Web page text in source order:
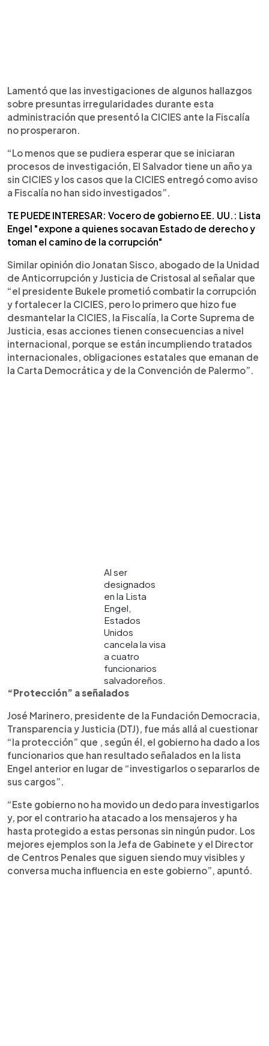
Lamentó que las investigaciones de algunos hallazgos
sobre presuntas irregularidades durante esta
administración que presentó la CICIES ante la Fiscalía
no prosperaron.
“Lo menos que se pudiera esperar que se iniciaran
procesos de investigación, El Salvador tiene un año ya
sin CICIES y los casos que la CICIES entregó como aviso
a Fiscalía no han sido investigados”.
TE PUEDE INTERESAR: Vocero de gobierno EE. UU.: Lista
Engel "expone a quienes socavan Estado de derecho y
toman el camino de la corrupción"
Similar opinión dio Jonatan Sisco, abogado de la Unidad
de Anticorrupción y Justicia de Cristosal al señalar que
“el presidente Bukele prometió combatir la corrupción
y fortalecer la CICIES, pero lo primero que hizo fue
desmantelar la CICIES, la Fiscalía, la Corte Suprema de
Justicia, esas acciones tienen consecuencias a nivel
internacional, porque se están incumpliendo tratados
internacionales, obligaciones estatales que emanan de
la Carta Democrática y de la Convención de Palermo”.
Al ser
designados
en la Lista
Engel,
Estados
Unidos
cancela la visa
a cuatro
funcionarios
salvadoreños.
“Protección” a señalados
José Marinero, presidente de la Fundación Democracia,
Transparencia y Justicia (DTJ), fue más allá al cuestionar
“la protección” que , según él, el gobierno ha dado a los
funcionarios que han resultado señalados en la lista
Engel anterior en lugar de “investigarlos o separarlos de
sus cargos”.
“Este gobierno no ha movido un dedo para investigarlos
y, por el contrario ha atacado a los mensajeros y ha
hasta protegido a estas personas sin ningún pudor. Los
mejores ejemplos son la Jefa de Gabinete y el Director
de Centros Penales que siguen siendo muy visibles y
conversa mucha influencia en este gobierno”, apuntó.